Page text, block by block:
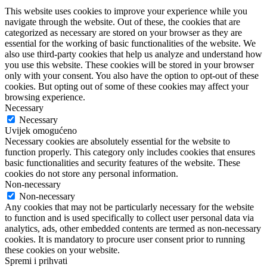
This website uses cookies to improve your experience while you
navigate through the website. Out of these, the cookies that are
categorized as necessary are stored on your browser as they are
essential for the working of basic functionalities of the website. We
also use third-party cookies that help us analyze and understand how
you use this website. These cookies will be stored in your browser
only with your consent. You also have the option to opt-out of these
cookies. But opting out of some of these cookies may affect your
browsing experience.
Necessary
Necessary
Uvijek omogućeno
Necessary cookies are absolutely essential for the website to
function properly. This category only includes cookies that ensures
basic functionalities and security features of the website. These
cookies do not store any personal information.
Non-necessary
Non-necessary
Any cookies that may not be particularly necessary for the website
to function and is used specifically to collect user personal data via
analytics, ads, other embedded contents are termed as non-necessary
cookies. It is mandatory to procure user consent prior to running
these cookies on your website.
Spremi i prihvati